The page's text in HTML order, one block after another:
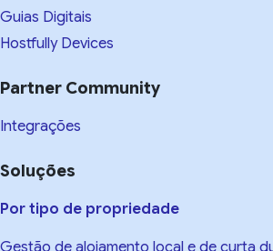
Guias Digitais
Hostfully Devices
Partner Community
Integrações
Soluções
Por tipo de propriedade